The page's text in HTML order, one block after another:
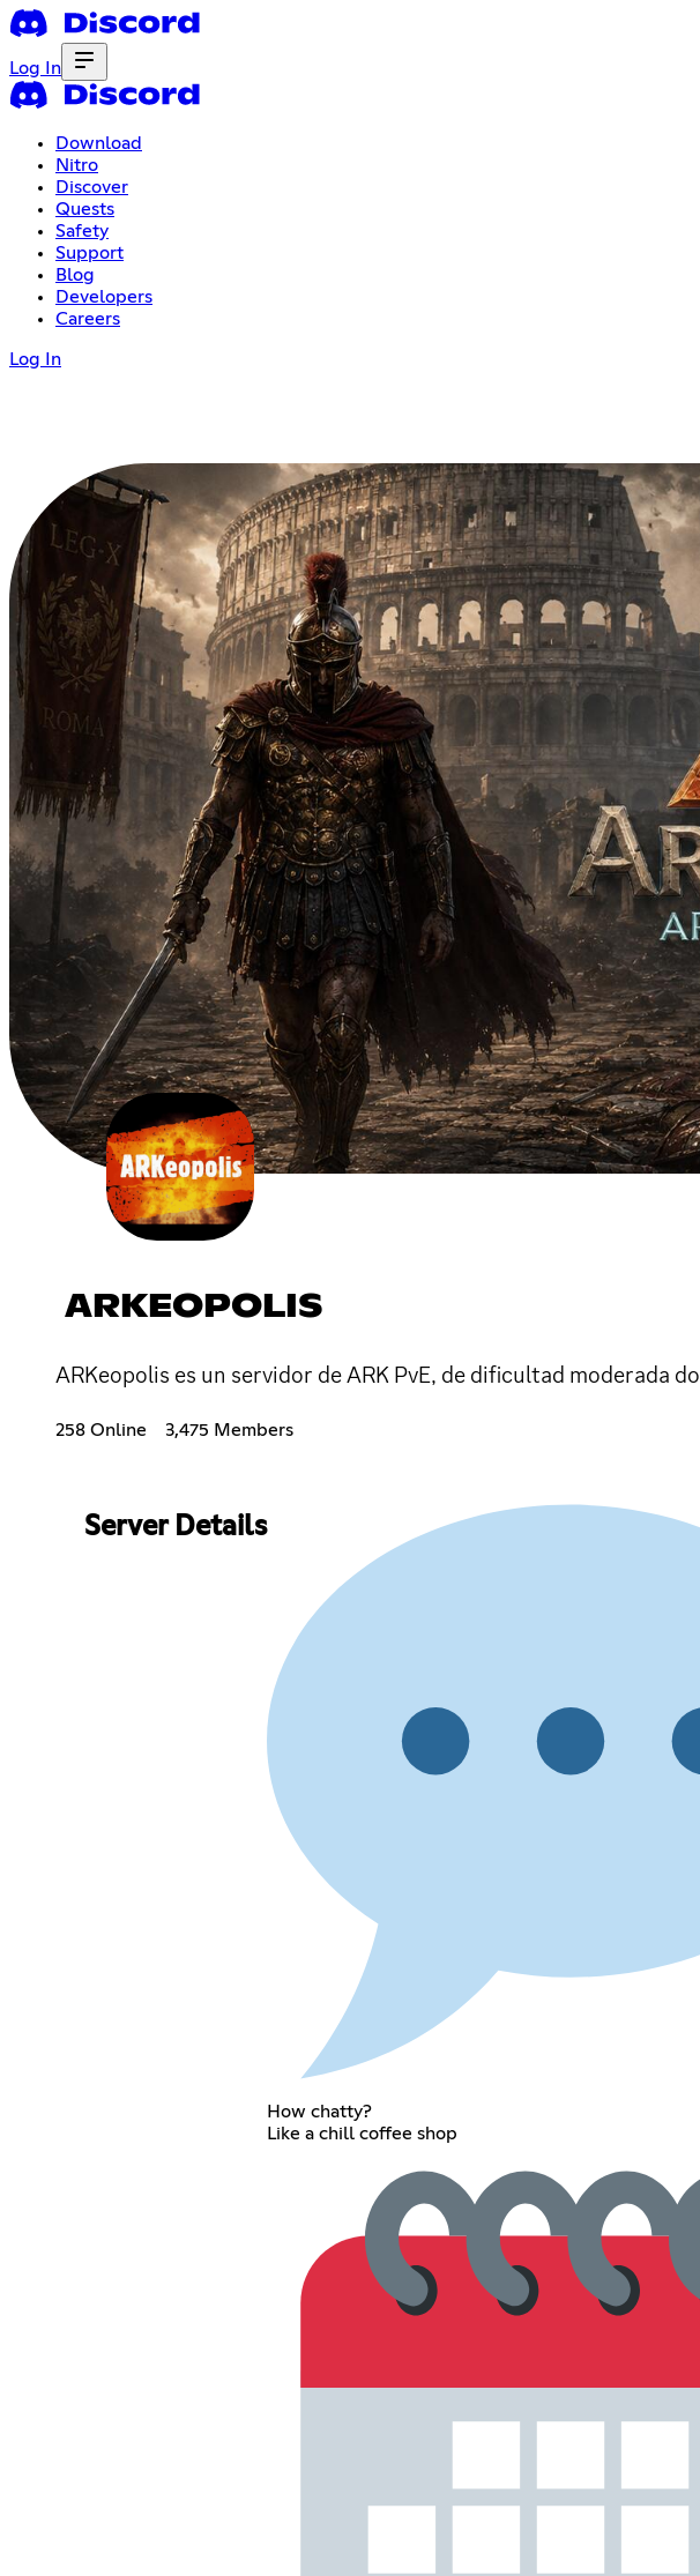
Log In
Download
Nitro
Discover
Quests
Safety
Support
Blog
Developers
Careers
Log In
ARKEOPOLIS
ARKeopolis es un servidor de ARK PvE, de dificultad moderada
258 Online 3,475 Members
Server Details
How chatty?
Like a chill coffee shop